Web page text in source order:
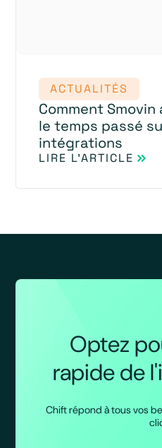
ACTUALITÉS
Comment
le temps passé
intégrations
LIRE L'ARTICLE
Optez
rapide de
Chift répond à tous vos